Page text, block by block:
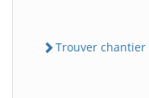
Trouver chantier